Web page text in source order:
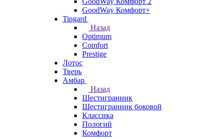
GoodWay Комфорт+
Tingard
Назад
Optimum
Comfort
Prestige
Лотос
Тверь
Амбар
Назад
Шестигранник
Шестигранник боковой
Классика
Пологий
Комфорт